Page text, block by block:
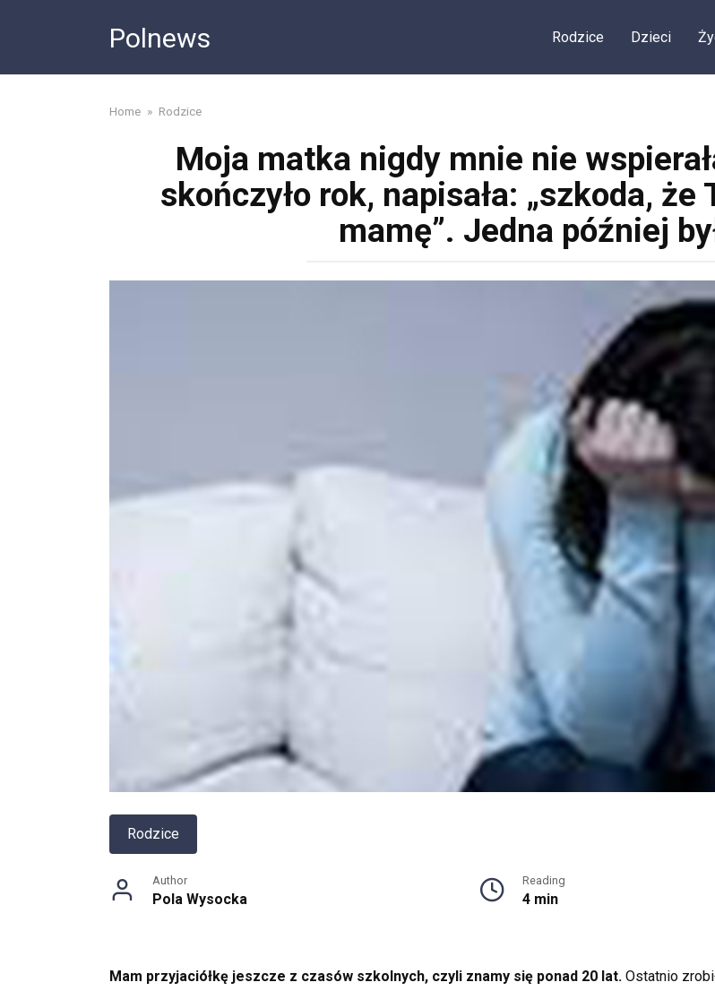
Polnews Rodzice Dzieci
Home » Rodzice
Moja matka nigdy mnie nie
skończyło rok, napisała: „szkoda,
mamę”. Jedna później
Rodzice
Author
Pola Wysocka
Reading
4 min
Mam przyjaciółkę jeszcze z czasów szkolnych, czyli znamy się ponad 20 lat. Ostatnio